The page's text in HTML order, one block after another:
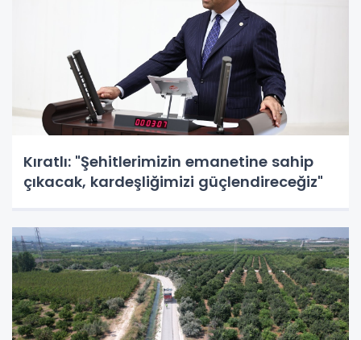
Kıratlı: "Şehitlerimizin emanetine sahip
çıkacak, kardeşliğimizi güçlendireceğiz"